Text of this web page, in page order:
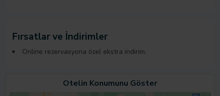
Fırsatlar ve İndirimler
Online rezervasyona özel ekstra indirim.
Otelin Konumunu Göster